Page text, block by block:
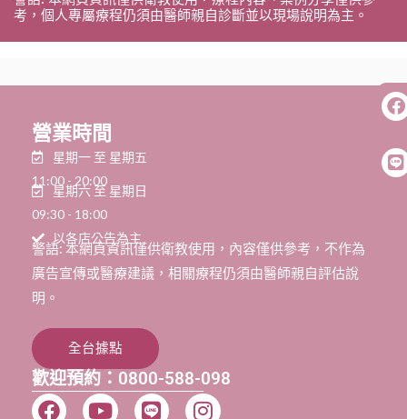
考，個人專屬療程仍須由醫師親自診斷並以現場說明為主。
營業時間
星期一 至 星期五
11:00 - 20:00
星期六 至 星期日
09:30 - 18:00
以各店公告為主
警語: 本網頁資訊僅供衛教使用，內容僅供參考，不作為
廣告宣傳或醫療建議，相關療程仍須由醫師親自評估說
明。
全台據點
歡迎預約：0800-588-098